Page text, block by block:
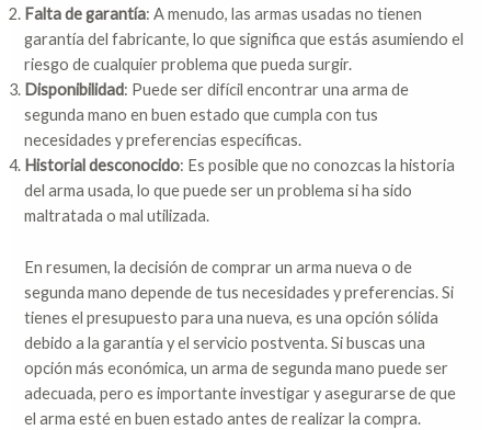
Falta de garantía: A menudo, las armas usadas no tienen
garantía del fabricante, lo que significa que estás asumiendo el
riesgo de cualquier problema que pueda surgir.
Disponibilidad: Puede ser difícil encontrar una arma de
segunda mano en buen estado que cumpla con tus
necesidades y preferencias específicas.
Historial desconocido: Es posible que no conozcas la historia
del arma usada, lo que puede ser un problema si ha sido
maltratada o mal utilizada.
En resumen, la decisión de comprar un arma nueva o de
segunda mano depende de tus necesidades y preferencias. Si
tienes el presupuesto para una nueva, es una opción sólida
debido a la garantía y el servicio postventa. Si buscas una
opción más económica, un arma de segunda mano puede ser
adecuada, pero es importante investigar y asegurarse de que
el arma esté en buen estado antes de realizar la compra.